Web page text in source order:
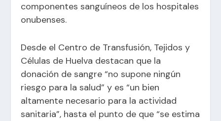
componentes sanguíneos de los hospitales
onubenses.
Desde el Centro de Transfusión, Tejidos y
Células de Huelva destacan que la
donación de sangre “no supone ningún
riesgo para la salud” y es “un bien
altamente necesario para la actividad
sanitaria”, hasta el punto de que “se estima